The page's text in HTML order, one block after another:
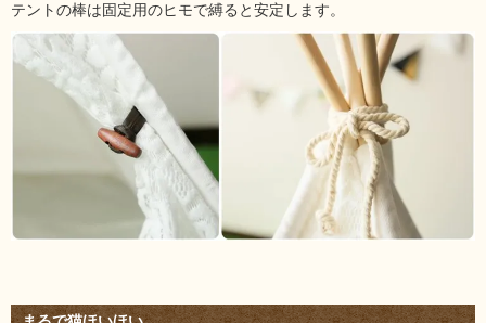
テントの棒は固定用のヒモで縛ると安定します。